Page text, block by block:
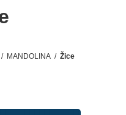
/ MANDOLINA / Žice